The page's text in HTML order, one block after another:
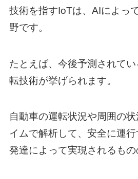
技術を指すIoTは、AIによっ
野です。
たとえば、今後予測されて
転技術が挙げられます。
自動車の運転状況や周囲の
イムで解析して、安全に運
発達によって実現されるもの